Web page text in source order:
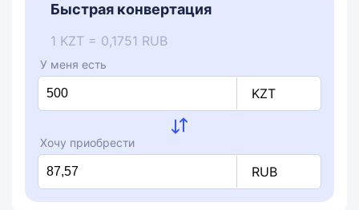
Быстрая конвертация
1 KZT = 0,1751 RUB
У меня есть
KZT
Хочу приобрести
RUB